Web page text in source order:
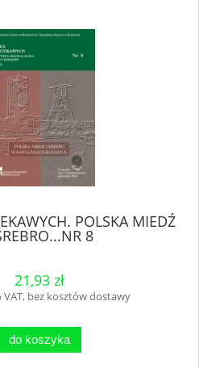
POLSKA MIEDŹ
8
21,93 zł
VAT, bez kosztów dostawy
do koszyka